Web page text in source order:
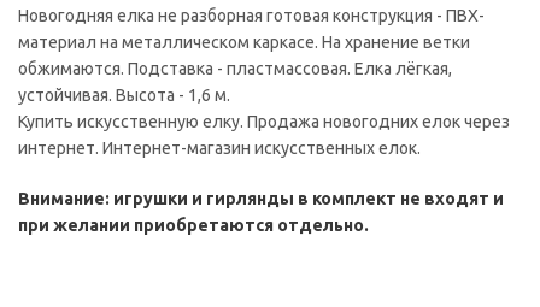
Новогодняя елка не разборная готовая конструкция - ПВХ-
материал на металлическом каркасе. На хранение ветки
обжимаются. Подставка - пластмассовая. Елка лёгкая,
устойчивая. Высота - 1,6 м.
Купить искусственную елку. Продажа новогодних елок через
интернет. Интернет-магазин искусственных елок.
Внимание: игрушки и гирлянды в комплект не входят и
при желании приобретаются отдельно.